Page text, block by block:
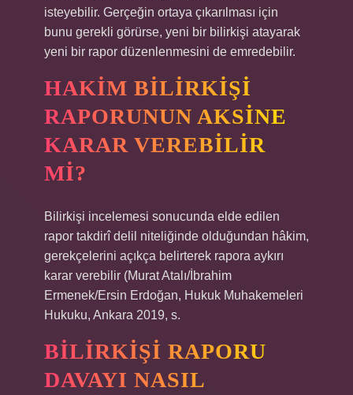
isteyebilir. Gerçeğin ortaya çıkarılması için
bunu gerekli görürse, yeni bir bilirkişi atayarak
yeni bir rapor düzenlenmesini de emredebilir.
HAKIM BILIRKIŞI
RAPORUNUN AKSINE
KARAR VEREBILIR
MI?
Bilirkişi incelemesi sonucunda elde edilen
rapor takdirî delil niteliğinde olduğundan hâkim,
gerekçelerini açıkça belirterek rapora aykırı
karar verebilir (Murat Atalı/İbrahim
Ermenek/Ersin Erdoğan, Hukuk Muhakemeleri
Hukuku, Ankara 2019, s.
BILIRKIŞI RAPORU
DAVAYI NASIL